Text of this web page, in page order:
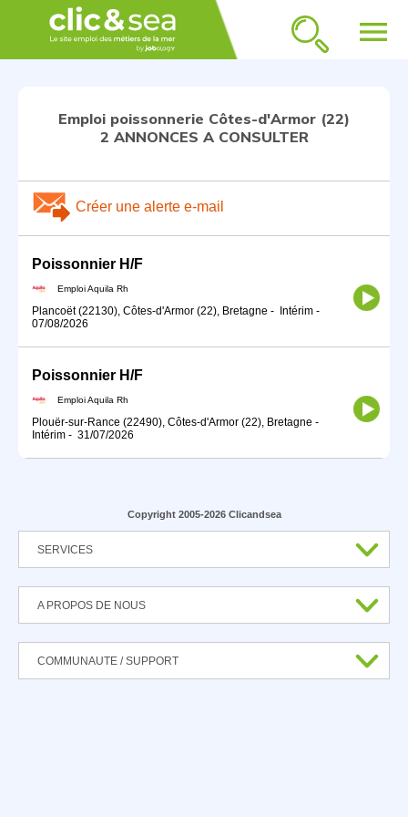
menu
Emploi poissonnerie Côtes-d'Armor (22)
2 ANNONCES A CONSULTER
Créer une alerte e-mail
Poissonnier H/F
Emploi Aquila Rh
Plancoët (22130), Côtes-d'Armor (22), Bretagne - Intérim -
07/08/2026
Poissonnier H/F
Emploi Aquila Rh
Plouër-sur-Rance (22490), Côtes-d'Armor (22), Bretagne -
Intérim - 31/07/2026
Copyright 2005-2026 Clicandsea
SERVICES
A PROPOS DE NOUS
COMMUNAUTE / SUPPORT